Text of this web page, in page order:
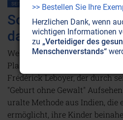
SEITE 42 FAMILIE KINDER • JUGEND
Schmerzfrei
das?
Wehensingen: Nicht immer
Planeten unter solchen
Frédérick Leboyer, der durch
"Geburt ohne Gewalt"
uralte Methode aus Indien, die
ermöglicht, ihre Kinder
>> Bestellen Sie Ihre
Herzlichen Dank, wenn
wichtigen Informationen
zu „Verteidiger des
Menschenverstands“